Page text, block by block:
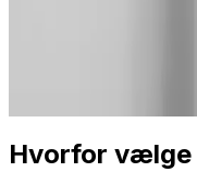
Hvorfor vælge